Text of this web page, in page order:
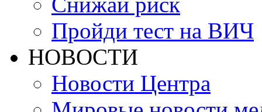
Пройди тест на ВИЧ
НОВОСТИ
Новости Центра